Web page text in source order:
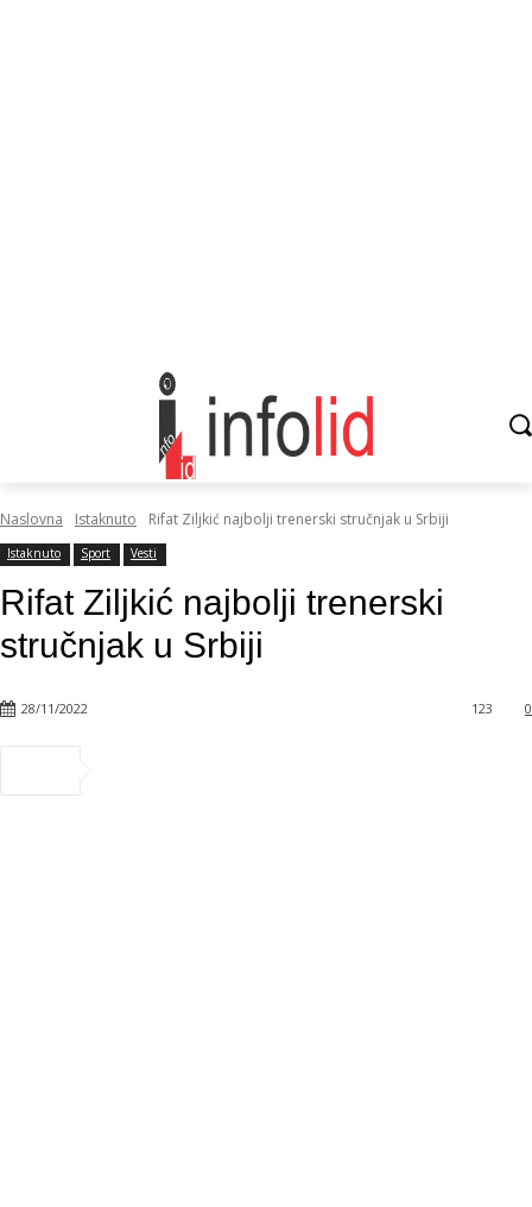
Naslovna Istaknuto Rifat Ziljkić najbolji trenerski stručnjak u Srbiji
Istaknuto Sport Vesti
Rifat Ziljkić najbolji trenerski
stručnjak u Srbiji
28/11/2022 0
123